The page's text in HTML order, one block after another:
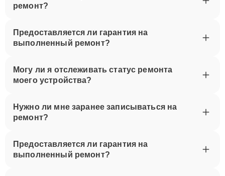
ремонт?
Предоставляется ли гарантия на
выполненный ремонт?
Могу ли я отслеживать статус ремонта
моего устройства?
Нужно ли мне заранее записываться на
ремонт?
Предоставляется ли гарантия на
выполненный ремонт?